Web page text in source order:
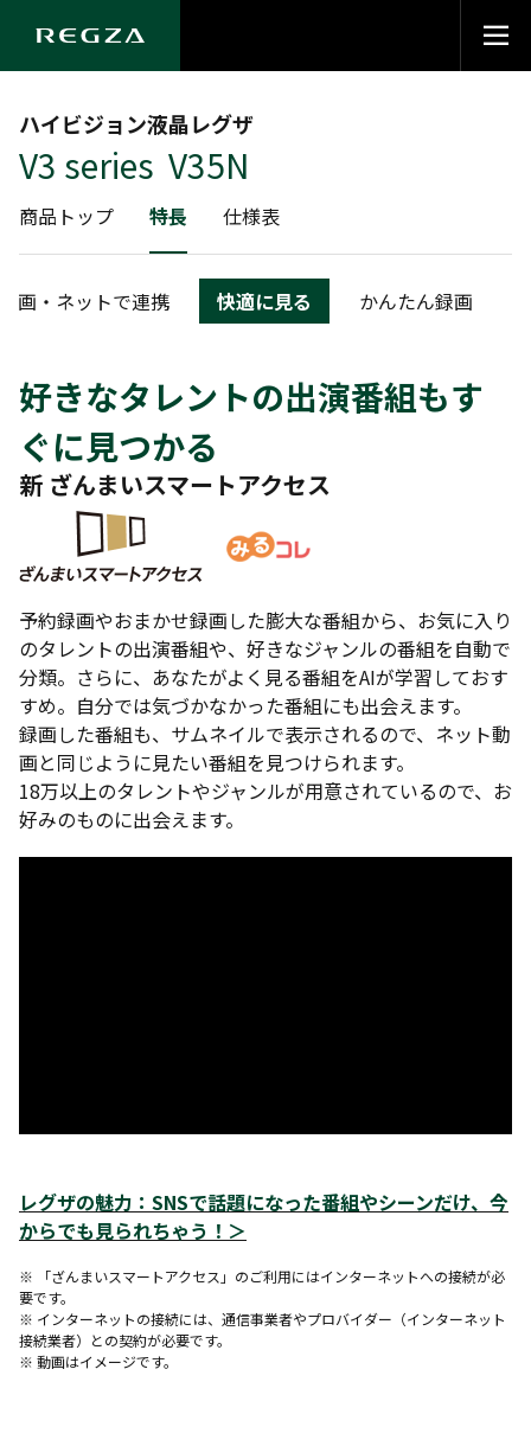
ハイビジョン液晶レグザ
V3 series V35N
商品トップ 特長 仕様表
画・ネットで連携 快適に見る かんたん録画
好きなタレントの出演番組もす
ぐに見つかる
新 ざんまいスマートアクセス
予約録画やおまかせ録画した膨大な番組から、お気に入り
のタレントの出演番組や、好きなジャンルの番組を自動で
分類。さらに、あなたがよく見る番組をAIが学習しておす
すめ。自分では気づかなかった番組にも出会えます。
録画した番組も、サムネイルで表示されるので、ネット動
画と同じように見たい番組を見つけられます。
18万以上のタレントやジャンルが用意されているので、お
好みのものに出会えます。
レグザの魅力：SNSで話題になった番組やシーンだけ、今
からでも見られちゃう！＞
※ 「ざんまいスマートアクセス」のご利用にはインターネットへの接続が必
要です。
※ インターネットの接続には、通信事業者やプロバイダー（インターネット
接続業者）との契約が必要です。
※ 動画はイメージです。